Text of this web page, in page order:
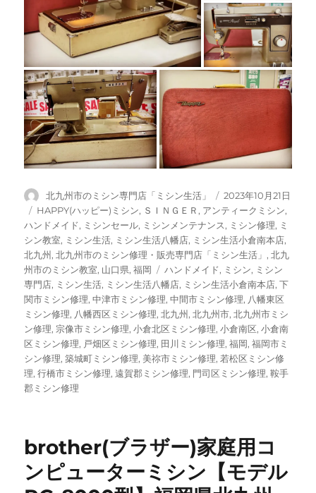
投
稿
者
北九州市のミシン専門店「ミシン生活」
投
稿
日:
2023年10月21日
カ
テ
ゴ
リ
ー
HAPPY(ハッピー)ミシン, ＳＩＮＧＥＲ , アンティークミシン,
ハンドメイド, ミシンセール, ミシンメンテナンス, ミシン修理, ミ
シン教室, ミシン生活, ミシン生活八幡店, ミシン生活小倉南本店,
北九州 ,北九州市のミシン修理・販売専門店「ミシン生活」 ,北九
州市のミシン教室, 山口県,福岡
タ
グ
ハンドメイド, ミシン, ミシン
専門店, ミシン生活, ミシン生活八幡店, ミシン生活小倉南本店,下
関市ミシン修理,中津市ミシン修理,中間市ミシン修理, 八幡東区
ミシン修理, 八幡西区ミシン修理,北九州 ,北九州市,北九州市ミシ
ン修理, 宗像市ミシン修理,小倉北区ミシン修理,小倉南区,小倉南
区ミシン修理, 戸畑区ミシン修理, 田川ミシン修理,福岡,福岡市ミ
シン修理,築城町ミシン修理, 美祢市ミシン修理, 若松区ミシン修
理,行橋市ミシン修理,遠賀郡ミシン修理, 門司区ミシン修理,鞍手
郡ミシン修理
brother(ブラザー)家庭用コ
ンピューターミシン【モデル